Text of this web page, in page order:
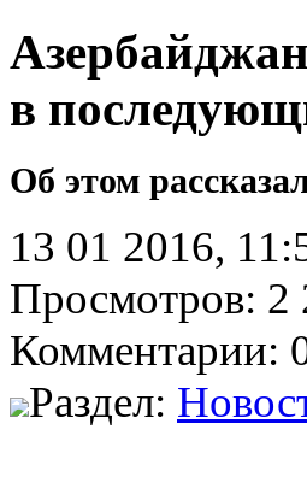
в
Об этом
13 01 2016,
Просмотров: 2
Комментарии:
Раздел: